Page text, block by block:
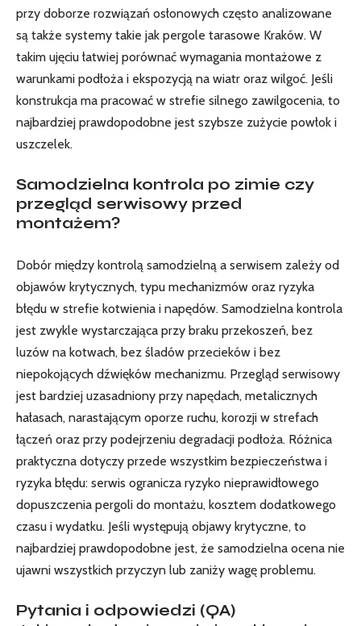
przy doborze rozwiązań osłonowych często analizowane
są także systemy takie jak pergole tarasowe Kraków. W
takim ujęciu łatwiej porównać wymagania montażowe z
warunkami podłoża i ekspozycją na wiatr oraz wilgoć. Jeśli
konstrukcja ma pracować w strefie silnego zawilgocenia, to
najbardziej prawdopodobne jest szybsze zużycie powłok i
uszczelek.
Samodzielna kontrola po zimie czy
przegląd serwisowy przed
montażem?
Dobór między kontrolą samodzielną a serwisem zależy od
objawów krytycznych, typu mechanizmów oraz ryzyka
błędu w strefie kotwienia i napędów. Samodzielna kontrola
jest zwykle wystarczająca przy braku przekoszeń, bez
luzów na kotwach, bez śladów przecieków i bez
niepokojących dźwięków mechanizmu. Przegląd serwisowy
jest bardziej uzasadniony przy napędach, metalicznych
hałasach, narastającym oporze ruchu, korozji w strefach
łączeń oraz przy podejrzeniu degradacji podłoża. Różnica
praktyczna dotyczy przede wszystkim bezpieczeństwa i
ryzyka błędu: serwis ogranicza ryzyko nieprawidłowego
dopuszczenia pergoli do montażu, kosztem dodatkowego
czasu i wydatku. Jeśli występują objawy krytyczne, to
najbardziej prawdopodobne jest, że samodzielna ocena nie
ujawni wszystkich przyczyn lub zaniży wagę problemu.
Pytania i odpowiedzi (QA)